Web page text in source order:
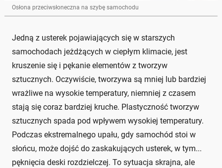
Osłona przeciwsłoneczna na szybę samochodu
Jedną z usterek pojawiających się w starszych
samochodach jeżdżących w ciepłym klimacie, jest
kruszenie się i pękanie elementów z tworzyw
sztucznych. Oczywiście, tworzywa są mniej lub bardziej
wrażliwe na wysokie temperatury, niemniej z czasem
stają się coraz bardziej kruche. Plastyczność tworzyw
sztucznych spada pod wpływem wysokiej temperatury.
Podczas ekstremalnego upału, gdy samochód stoi w
słońcu, może dojść do zaskakujących usterek, w tym...
pęknięcia deski rozdzielczej. To sytuacja skrajna, ale